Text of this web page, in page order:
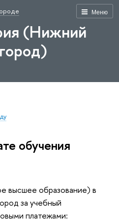
Меню
(Нижний
обучения
высшее образование) в
за учебный
платежами: